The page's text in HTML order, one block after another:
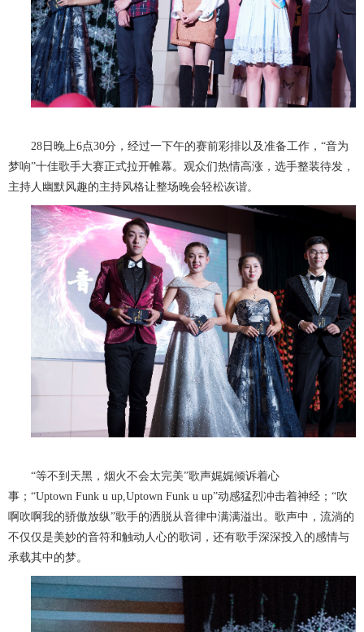
28日晚上6点30分，经过一下午的赛前彩排以及准备工作，“音为
梦响”十佳歌手大赛正式拉开帷幕。观众们热情高涨，选手整装待发，
主持人幽默风趣的主持风格让整场晚会轻松诙谐。
“等不到天黑，烟火不会太完美”歌声娓娓倾诉着心
事；“Uptown Funk u up,Uptown Funk u up”动感猛烈冲击着神经；“吹
啊吹啊我的骄傲放纵”歌手的洒脱从音律中满满溢出。歌声中，流淌的
不仅仅是美妙的音符和触动人心的歌词，还有歌手深深投入的感情与
承载其中的梦。